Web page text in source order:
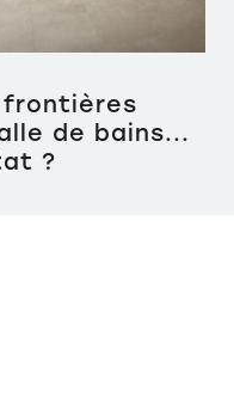
frontières
de bains...
?